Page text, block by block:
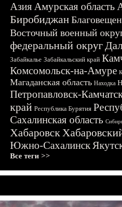
АзияАмурская область
Биробиджан
Восточный военный
федеральный округ
Забайкалье Забайкальский край
Комсомольск-на-Амуре
Магаданская область Находка
Петропавловск-
край Республика Бурятия
Сахалинская область
Хабаровск
Южно-Сахалинск
Все теги >>